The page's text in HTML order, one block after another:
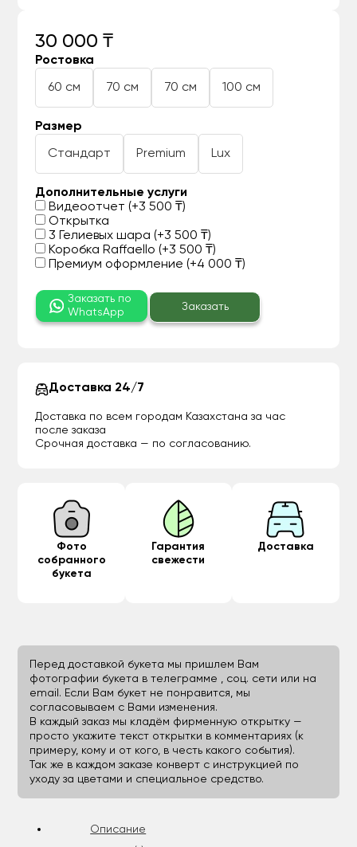
30 000 ₸
Ростовка
60 см 70 см 70 см 100 см
Размер
Стандарт Premium Lux
Дополнительные услуги
Видеоотчет (+3 500 ₸)
Открытка
3 Гелиевых шара (+3 500 ₸)
Коробка Raffaello (+3 500 ₸)
Премиум оформление (+4 000 ₸)
Заказать по
WhatsApp
Заказать
Доставка 24/7
Доставка по всем городам Казахстана за час
после заказа
Срочная доставка — по согласованию.
Фото
собранного
букета
Гарантия
свежести
Доставка
Перед доставкой букета мы пришлем Вам
фотографии букета в телеграмме , соц. сети или на
email. Если Вам букет не понравится, мы
согласовываем с Вами изменения.
В каждый заказ мы кладём фирменную открытку —
просто укажите текст открытки в комментариях (к
примеру, кому и от кого, в честь какого события).
Так же в каждом заказе конверт с инструкцией по
уходу за цветами и специальное средство.
Описание